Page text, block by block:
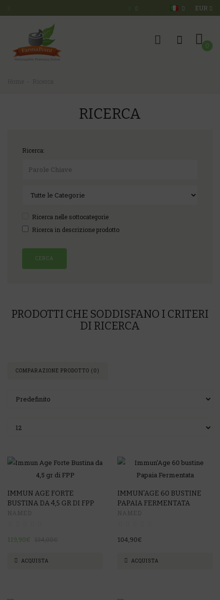
EUR
0
RICERCA
Ricerca:
Ricerca nelle sottocategorie
Ricerca in descrizione prodotto
PRODOTTI CHE SODDISFANO I CRITERI
DI RICERCA
COMPARAZIONE PRODOTTO (0)
IMMUN AGE FORTE
BUSTINA DA 4,5 GR DI FPP
119,90€
ACQUISTA
IMMUN'AGE 60 BUSTINE
PAPAIA FERMENTATA
104,90€
ACQUISTA